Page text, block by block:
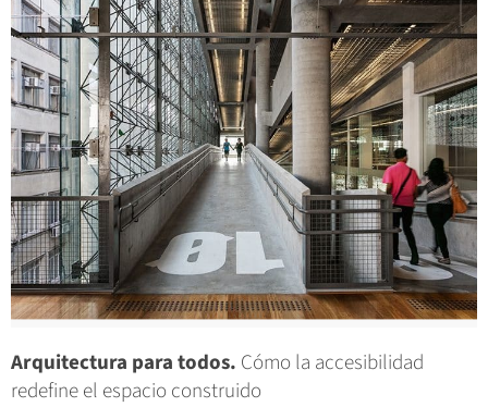
Arquitectura para todos. Cómo la accesibilidad
redefine el espacio construido